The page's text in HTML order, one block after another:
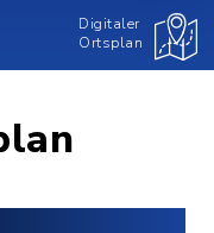
Digitaler
Ortsplan